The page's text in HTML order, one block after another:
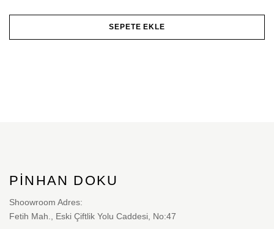
seçilebilir
SEPETE EKLE
PINHAN DOKU
Shoowroom Adres:
Fetih Mah., Eski Çiftlik Yolu Caddesi, No:47